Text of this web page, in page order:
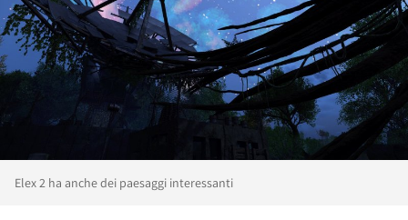
Elex 2 ha anche dei paesaggi interessanti